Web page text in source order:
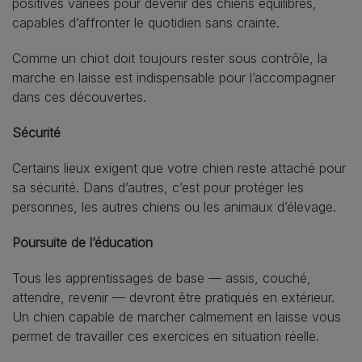
capables d’affronter le quotidien sans crainte.
Comme un chiot doit toujours rester sous contrôle, la
marche en laisse est indispensable pour l’accompagner
dans ces découvertes.
Sécurité
Certains lieux exigent que votre chien reste attaché pour
sa sécurité. Dans d’autres, c’est pour protéger les
personnes, les autres chiens ou les animaux d’élevage.
Poursuite de l’éducation
Tous les apprentissages de base — assis, couché,
attendre, revenir — devront être pratiqués en extérieur.
Un chien capable de marcher calmement en laisse vous
permet de travailler ces exercices en situation réelle.